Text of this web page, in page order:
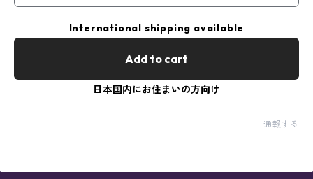
International shipping available
Add to cart
日本国内にお住まいの方向け
通報する